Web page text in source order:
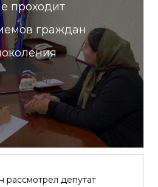
проходит
граждан
депутат